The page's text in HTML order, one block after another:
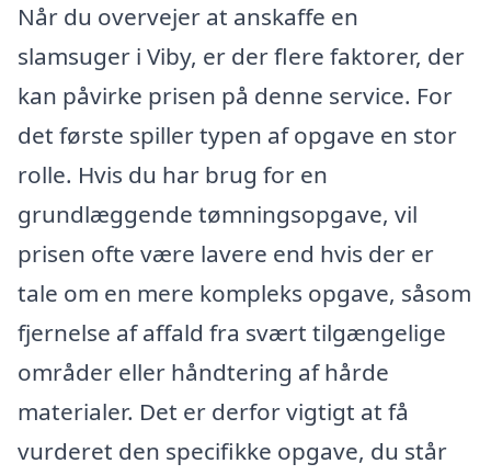
Når du overvejer at anskaffe en
slamsuger i Viby, er der flere faktorer, der
kan påvirke prisen på denne service. For
det første spiller typen af opgave en stor
rolle. Hvis du har brug for en
grundlæggende tømningsopgave, vil
prisen ofte være lavere end hvis der er
tale om en mere kompleks opgave, såsom
fjernelse af affald fra svært tilgængelige
områder eller håndtering af hårde
materialer. Det er derfor vigtigt at få
vurderet den specifikke opgave, du står